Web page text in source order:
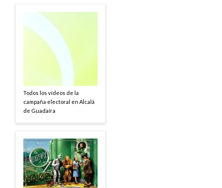
Todos los vídeos de la
campaña electoral en Alcalá
de Guadaíra